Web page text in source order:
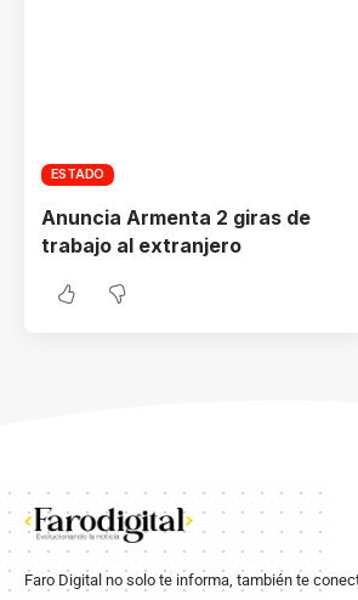
ESTADO
Anuncia Armenta 2 giras de
trabajo al extranjero
Faro Digital no solo te informa, también te